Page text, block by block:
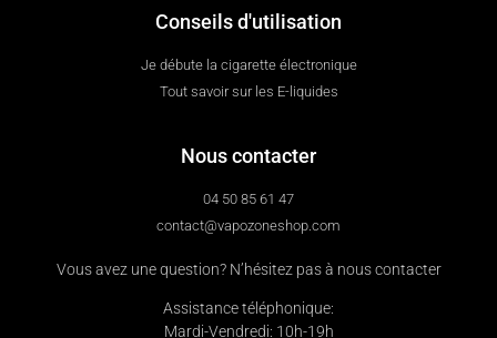
Conseils d'utilisation
Je débute la cigarette électronique
Tout savoir sur les E-liquides
Nous contacter
04 50 85 61 47
contact@vapozoneshop.com
Vous avez une question? N’hésitez pas à nous contacter
Assistance téléphonique:
Mardi-Vendredi: 10h-19h